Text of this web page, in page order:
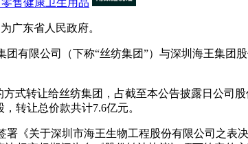
广东省人民政府。
限公司（下称“丝纺集团”）与深圳海王集团
转让给丝纺集团，占截至本公告披露日公司
转让总价款共计7.6亿元。
关于深圳市海王生物工程股份有限公司之表